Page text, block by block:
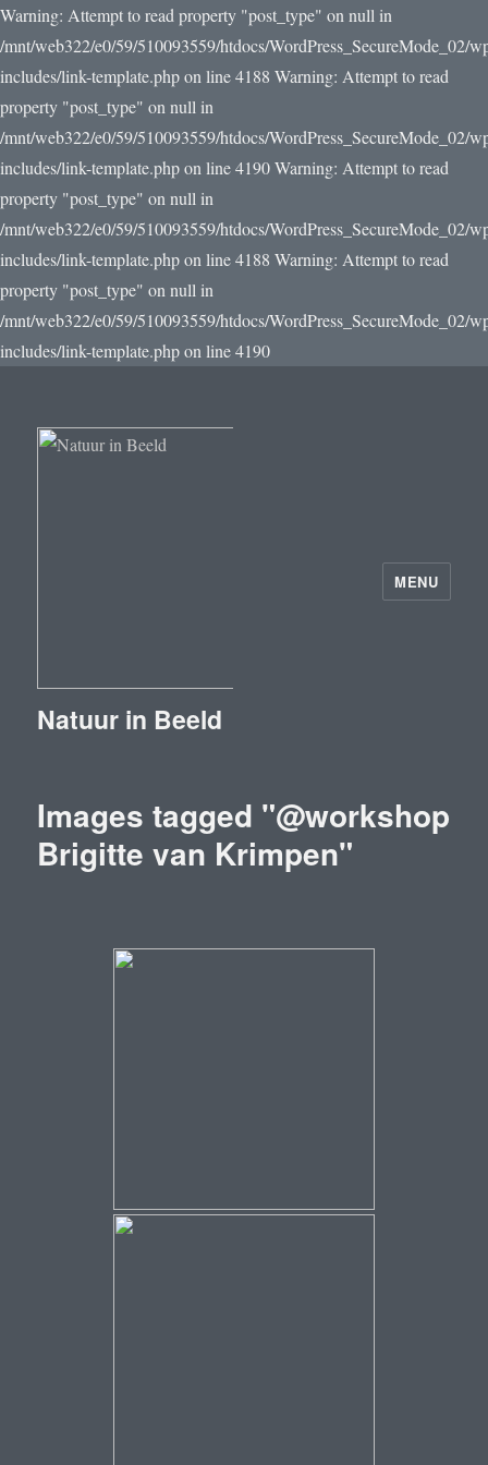
Warning: Attempt to read property "post_type" on null in
/mnt/web322/e0/59/510093559/htdocs/WordPress_SecureMode_02/
includes/link-template.php on line 4188 Warning: Attempt to read
property "post_type" on null in
/mnt/web322/e0/59/510093559/htdocs/WordPress_SecureMode_02/
includes/link-template.php on line 4190Warning: Attempt to read
property "post_type" on null in
/mnt/web322/e0/59/510093559/htdocs/WordPress_SecureMode_02/
includes/link-template.php on line 4188 Warning: Attempt to read
property "post_type" on null in
/mnt/web322/e0/59/510093559/htdocs/WordPress_SecureMode_02/
includes/link-template.php on line 4190
Natuur in Beeld
MENU
Images tagged "@workshop
Brigitte van Krimpen"